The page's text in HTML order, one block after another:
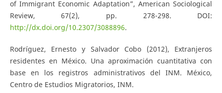
of Immigrant Economic Adaptation”, American Sociological
Review, 67(2), pp. 278-298. DOI:
http://dx.doi.org/10.2307/3088896.
Rodríguez, Ernesto y Salvador Cobo (2012), Extranjeros
residentes en México. Una aproximación cuantitativa con
base en los registros administrativos del INM. México,
Centro de Estudios Migratorios, INM.